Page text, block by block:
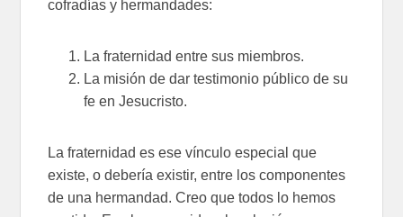
cofradías y hermandades:
La fraternidad entre sus miembros.
La misión de dar testimonio público de su
fe en Jesucristo.
La fraternidad es ese vínculo especial que
existe, o debería existir, entre los componentes
de una hermandad. Creo que todos lo hemos